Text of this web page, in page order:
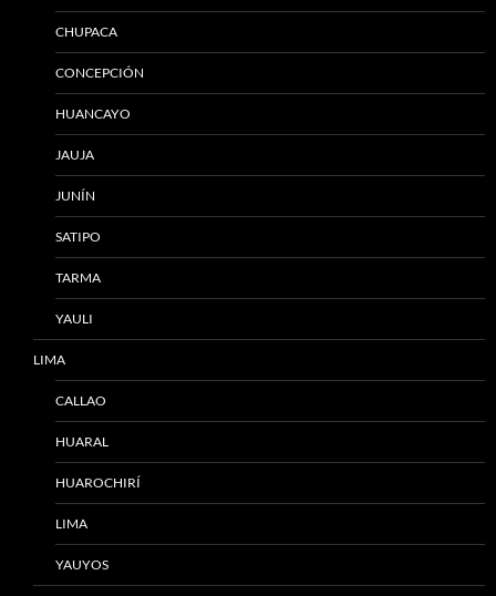
CHUPACA
CONCEPCIÓN
HUANCAYO
JAUJA
JUNÍN
SATIPO
TARMA
YAULI
LIMA
CALLAO
HUARAL
HUAROCHIRÍ
LIMA
YAUYOS